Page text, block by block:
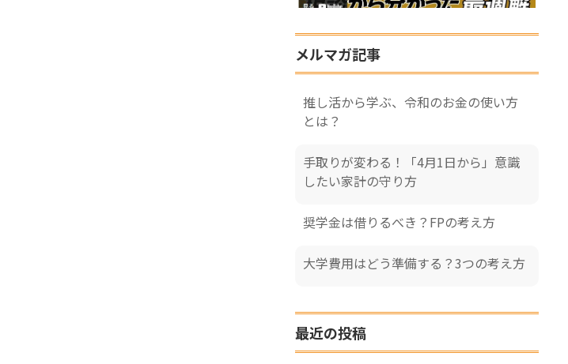
メルマガ記事
推し活から学ぶ、令和のお金の使い方
とは？
手取りが変わる！「4月1日から」意識
したい家計の守り方
奨学金は借りるべき？FPの考え方
大学費用はどう準備する？3つの考え方
最近の投稿